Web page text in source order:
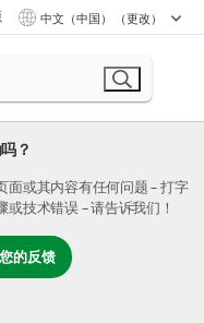
中文（中国） （更改）
？
面或其内容有任何问题 – 打字
或技术错误 – 请告诉我们！
的反馈